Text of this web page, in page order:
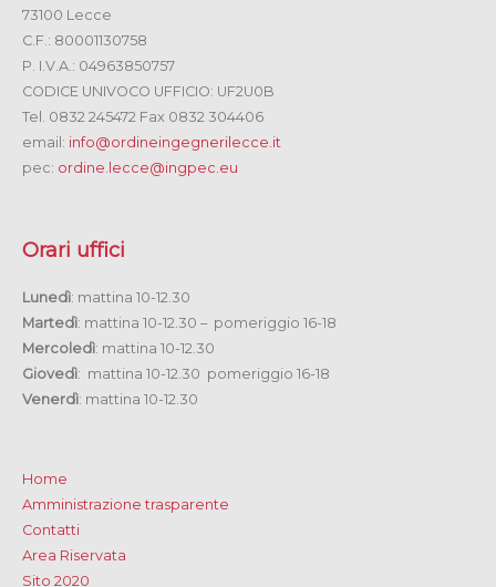
73100 Lecce
C.F.: 80001130758
P. I.V.A.: 04963850757
CODICE UNIVOCO UFFICIO: UF2U0B
Tel. 0832 245472 Fax 0832 304406
email: info@ordineingegnerilecce.it
pec: ordine.lecce@ingpec.eu
Orari uffici
Lunedì: mattina 10-12.30
Martedì: mattina 10-12.30 – pomeriggio 16-18
Mercoledì: mattina 10-12.30
Giovedì: mattina 10-12.30 pomeriggio 16-18
Venerdì: mattina 10-12.30
Home
Amministrazione trasparente
Contatti
Area Riservata
Sito 2020